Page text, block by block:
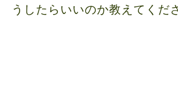
うしたらいいのか教えてくだ